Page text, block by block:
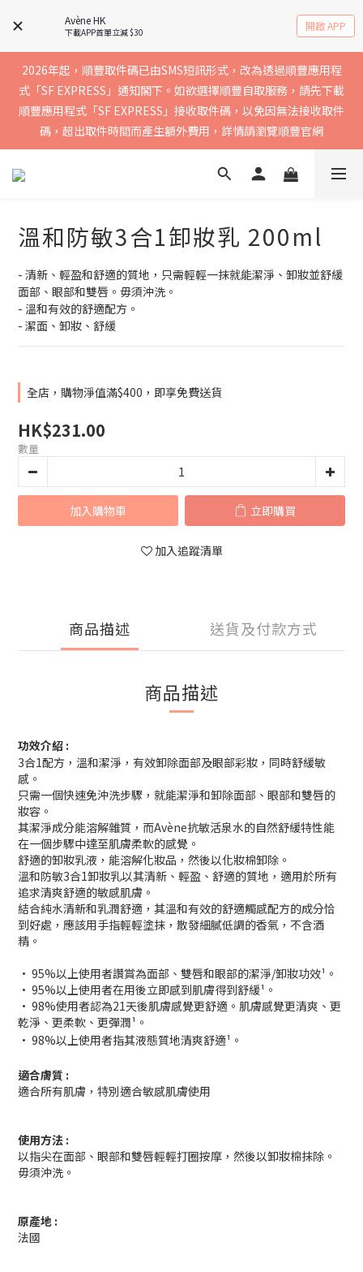
Avène HK
下載APP首單立減 $30 開啟 APP
買滿$400免運費，訂單經順豐速運會於2-5個工作天內送到，請核
實聯絡資料以確保收到送貨通知，暫不支援中國內地及澳門地區
實聯絡資料以確保收到送貨通知，暫不支援中國內地及澳門地區
2026年起，順豐取件碼已由SMS短訊形式，改為透過順豐應用程
式「SF EXPRESS」通知閣下。如欲選擇順豐自取服務，請先下載
順豐應用程式「SF EXPRESS」接收取件碼，以免因無法接收取件
碼，超出取件時間而產生額外費用，詳情請瀏覽順豐官網
溫和防敏3合1卸妝乳 200ml
- 清新、輕盈和舒適的質地，只需輕輕一抹就能潔淨、卸妝並舒緩
面部、眼部和雙唇。毋須沖洗。
- 溫和有效的舒適配方。
- 潔面、卸妝、舒緩
全店，購物淨值滿$400，即享免費送貨
HK$231.00
數量
加入購物車 立即購買
加入追蹤清單
商品描述 送貨及付款方式
商品描述
功效介紹 :
3合1配方，溫和潔淨，有效卸除面部及眼部彩妝，同時舒緩敏
感。
只需一個快速免沖洗步驟，就能潔淨和卸除面部、眼部和雙唇的
妝容。
其潔淨成分能溶解雜質，而Avène抗敏活泉水的自然舒緩特性能
在一個步驟中達至肌膚柔軟的感覺。
舒適的卸妝乳液，能溶解化妝品，然後以化妝棉卸除。
溫和防敏3合1卸妝乳以其清新、輕盈、舒適的質地，適用於所有
追求清爽舒適的敏感肌膚。
結合純水清新和乳潤舒適，其溫和有效的舒適觸感配方的成分恰
到好處，應該用手指輕輕塗抹，散發細膩低調的香氣，不含酒
精。
• 95%以上使用者讚賞為面部、雙唇和眼部的潔淨/卸妝功效¹。
• 95%以上使用者在用後立即感到肌膚得到舒緩¹。
• 98%使用者認為21天後肌膚感覺更舒適。肌膚感覺更清爽、更
乾淨、更柔軟、更彈潤¹。
• 98%以上使用者指其液態質地清爽舒適¹。
適合膚質 :
適合所有肌膚，特別適合敏感肌膚使用
使用方法 :
以指尖在面部、眼部和雙唇輕輕打圈按摩，然後以卸妝棉抹除。
毋須沖洗。
原產地 :
法國